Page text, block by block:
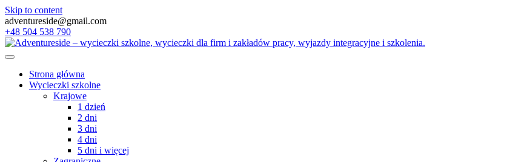
Skip to content
adventureside@gmail.com
+48 504 538 790
Strona główna
Wycieczki szkolne
Krajowe
1 dzień
2 dni
3 dni
4 dni
5 dni i więcej